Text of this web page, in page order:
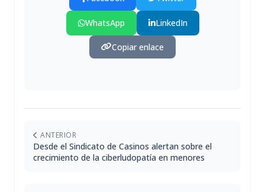
WhatsApp LinkedIn
Copiar enlace
ANTERIOR
Desde el Sindicato de Casinos alertan sobre el
crecimiento de la ciberludopatía en menores